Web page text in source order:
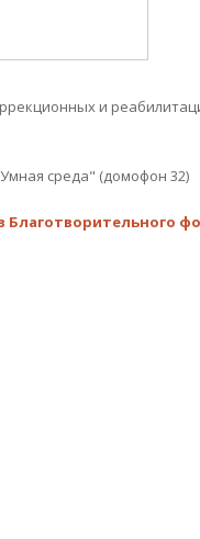
и
среда" (домофон 32)
Благотворительного